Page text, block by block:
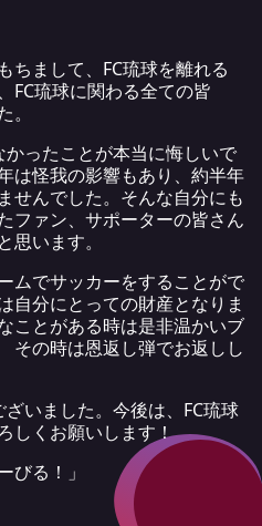
ちまして、FC琉球を離れる
FC琉球に関わる全ての皆
ったことが本当に悔しいで
は怪我の影響もあり、約半年
せんでした。そんな自分にも
ファン、サポーターの皆さん
います。
ムでサッカーをすることがで
自分にとっての財産となりま
ことがある時は是非温かいブ
の時は恩返し弾でお返しし
いました。今後は、FC琉球
しくお願いします！
びる！」